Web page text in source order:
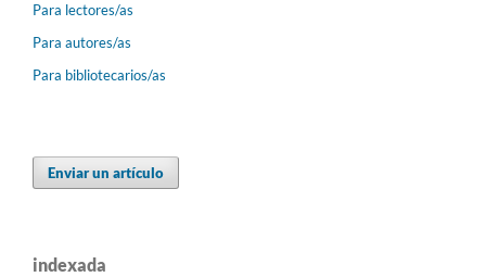
Para lectores/as
Para autores/as
Para bibliotecarios/as
Enviar un artículo
indexada